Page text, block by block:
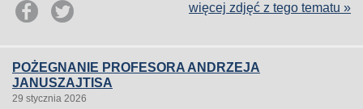
więcej zdjęć z tego tematu »
POŻEGNANIE PROFESORA ANDRZEJA
JANUSZAJTISA
29 stycznia 2026